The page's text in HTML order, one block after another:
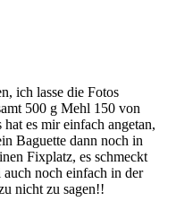
ich lasse die Fotos
500 g Mehl 150 von
es mir einfach angetan,
Baguette dann noch in
Fixplatz, es schmeckt
noch einfach in der
nicht zu sagen!!